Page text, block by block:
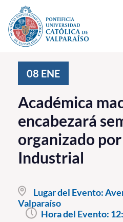
Click acá para ir directamente al
Investigación, Creación e
PUCV Internacional
Vinculación con el Medio
Admisión
Pregrado
Postgrado
08 ENE
Académica
encabezará
organizado
Industrial
Lugar del Evento:
Valparaíso
Hora del Evento: